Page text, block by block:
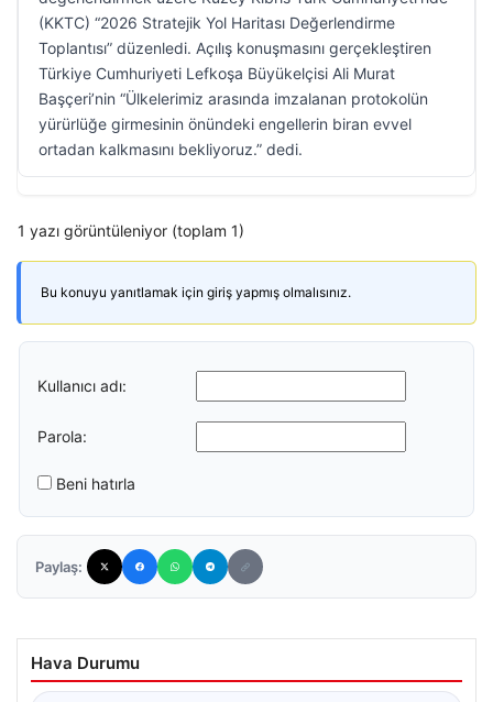
(KKTC) “2026 Stratejik Yol Haritası Değerlendirme
Toplantısı” düzenledi. Açılış konuşmasını gerçekleştiren
Türkiye Cumhuriyeti Lefkoşa Büyükelçisi Ali Murat
Başçeri’nin “Ülkelerimiz arasında imzalanan protokolün
yürürlüğe girmesinin önündeki engellerin biran evvel
ortadan kalkmasını bekliyoruz.” dedi.
1 yazı görüntüleniyor (toplam 1)
Bu konuyu yanıtlamak için giriş yapmış olmalısınız.
Kullanıcı adı:
Parola:
Beni hatırla
Paylaş:
Hava Durumu